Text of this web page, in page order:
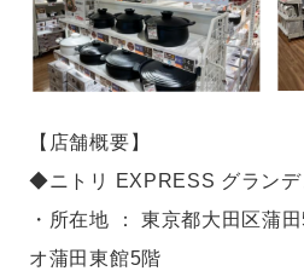
【店舗概要】
◆ニトリ EXPRESS グランデ
・所在地 ： 東京都大田区蒲
オ蒲田東館5階